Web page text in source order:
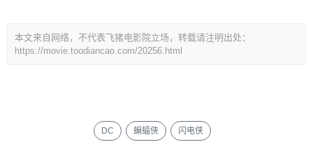
本文来自网络，不代表飞猪电影院立场，转载请注明出处：
https://movie.toodiancao.com/20256.html
DC 蝙蝠侠 闪电侠